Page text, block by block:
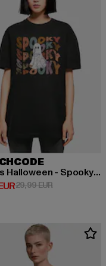
Ladies Halloween - Spooky Ghost
Preis: 18,89 EUR
29,99 EURAktionspreis: